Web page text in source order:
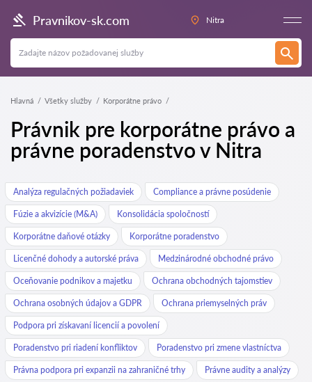
Pravnikov-sk.com Nitra
Hlavná Všetky služby Korporátne právo
Právnik pre korporátne právo a
právne poradenstvo v Nitra
Analýza regulačných požiadaviek Compliance a právne posúdenie
Fúzie a akvizície (M&A) Konsolidácia spoločností
Korporátne daňové otázky Korporátne poradenstvo
Licenčné dohody a autorské práva Medzinárodné obchodné právo
Oceňovanie podnikov a majetku Ochrana obchodných tajomstiev
Ochrana osobných údajov a GDPR Ochrana priemyselných práv
Podpora pri získavaní licencií a povolení
Poradenstvo pri riadení konfliktov Poradenstvo pri zmene vlastníctva
Právna podpora pri expanzii na zahraničné trhy Právne audity a analýzy